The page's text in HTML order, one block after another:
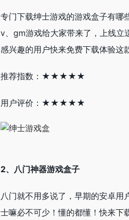
专门下载绅士游戏的游戏盒子有哪
v、gm游戏给大家带来了，上线立
感兴趣的用户快来免费下载体验这
推荐指数：★★★★★
用户评价：★★★★★
2、八门神器游戏盒子
八门就不用多说了，早期的安卓
士嘛必不可少！懂的都懂！快来下